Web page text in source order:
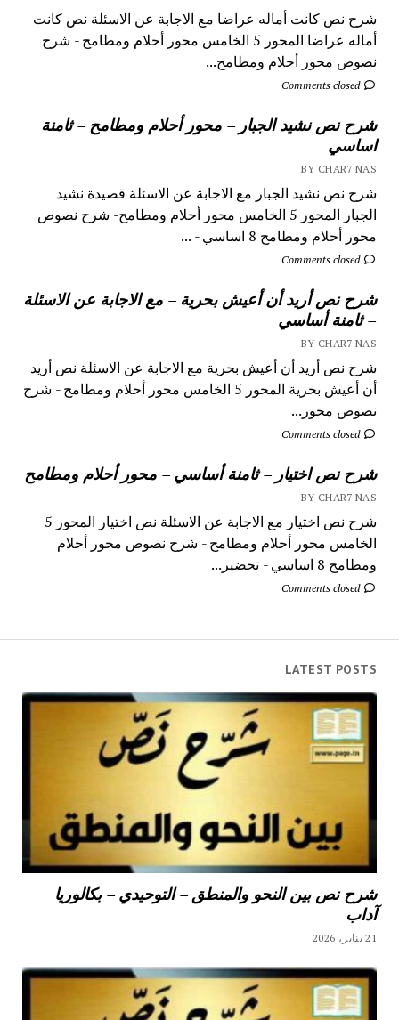
شرح نص كانت أماله عراضا مع الاجابة عن الاسئلة نص كانت
أماله عراضا المحور 5 الخامس محور أحلام ومطامح - شرح
نصوص محور أحلام ومطامح...
Comments closed
شرح نص نشيد الجبار – محور أحلام ومطامح – ثامنة
اساسي
BY CHAR7 NAS
شرح نص نشيد الجبار مع الاجابة عن الاسئلة قصيدة نشيد
الجبار المحور 5 الخامس محور أحلام ومطامح- شرح نصوص
محور أحلام ومطامح 8 اساسي - ...
Comments closed
شرح نص أريد أن أعيش بحرية – مع الاجابة عن الاسئلة
– ثامنة أساسي
BY CHAR7 NAS
شرح نص أريد أن أعيش بحرية مع الاجابة عن الاسئلة نص أريد
أن أعيش بحرية المحور 5 الخامس محور أحلام ومطامح - شرح
نصوص محور...
Comments closed
شرح نص اختيار – ثامنة أساسي – محور أحلام ومطامح
BY CHAR7 NAS
شرح نص اختيار مع الاجابة عن الاسئلة نص اختيار المحور 5
الخامس محور أحلام ومطامح - شرح نصوص محور أحلام
ومطامح 8 اساسي - تحضير...
Comments closed
LATEST POSTS
شرح نص بين النحو والمنطق – التوحيدي – بكالوريا
آداب
21 يناير، 2026